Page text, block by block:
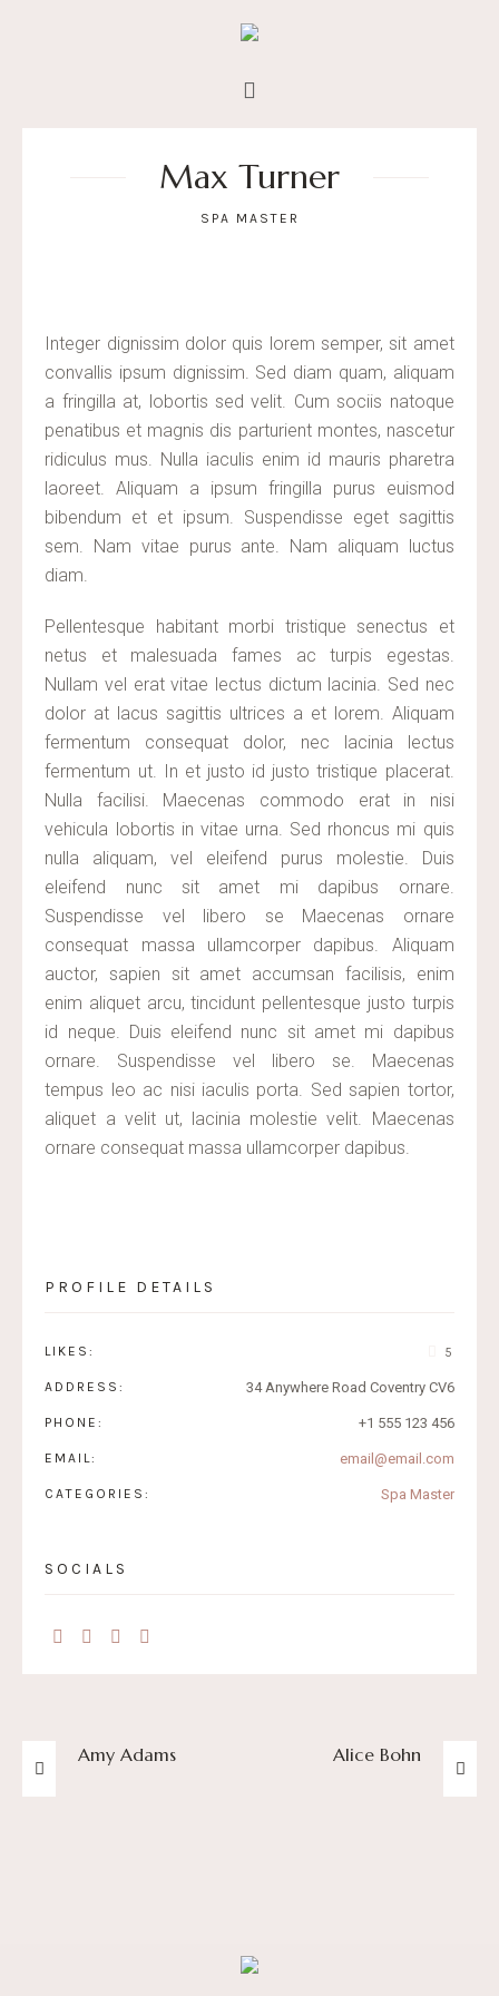
Max Turner
SPA MASTER
Integer dignissim dolor quis lorem semper, sit amet
convallis ipsum dignissim. Sed diam quam, aliquam
a fringilla at, lobortis sed velit. Cum sociis natoque
penatibus et magnis dis parturient montes, nascetur
ridiculus mus. Nulla iaculis enim id mauris pharetra
laoreet. Aliquam a ipsum fringilla purus euismod
bibendum et et ipsum. Suspendisse eget sagittis
sem. Nam vitae purus ante. Nam aliquam luctus
diam.
Pellentesque habitant morbi tristique senectus et
netus et malesuada fames ac turpis egestas.
Nullam vel erat vitae lectus dictum lacinia. Sed nec
dolor at lacus sagittis ultrices a et lorem. Aliquam
fermentum consequat dolor, nec lacinia lectus
fermentum ut. In et justo id justo tristique placerat.
Nulla facilisi. Maecenas commodo erat in nisi
vehicula lobortis in vitae urna. Sed rhoncus mi quis
nulla aliquam, vel eleifend purus molestie. Duis
eleifend nunc sit amet mi dapibus ornare.
Suspendisse vel libero se Maecenas ornare
consequat massa ullamcorper dapibus. Aliquam
auctor, sapien sit amet accumsan facilisis, enim
enim aliquet arcu, tincidunt pellentesque justo turpis
id neque. Duis eleifend nunc sit amet mi dapibus
ornare. Suspendisse vel libero se. Maecenas
tempus leo ac nisi iaculis porta. Sed sapien tortor,
aliquet a velit ut, lacinia molestie velit. Maecenas
ornare consequat massa ullamcorper dapibus.
PROFILE DETAILS
LIKES: 5
ADDRESS: 34 Anywhere Road Coventry CV6
PHONE: +1 555 123 456
EMAIL: email@email.com
CATEGORIES: Spa Master
SOCIALS
Amy Adams Alice Bohn